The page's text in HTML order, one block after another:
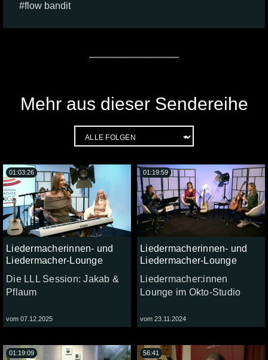
flow bandit
Mehr aus dieser Sendereihe
Liedermacherinnen- und
Liedermacher-Lounge
Die LLL Session: Jakab &
Pflaum
vom 07.12.2025
01:03:26
Liedermacherinnen- und
Liedermacher-Lounge
Liedermacher:innen
Lounge im Okto-Studio
vom 23.11.2024
01:19:59
01:19:09 56:41